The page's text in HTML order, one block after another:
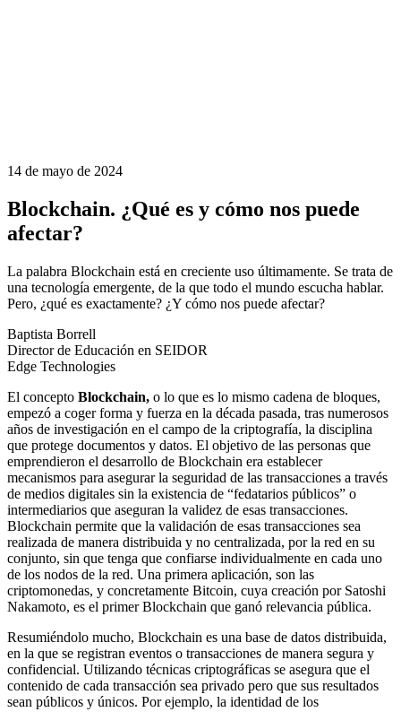
14 de mayo de 2024
Blockchain. ¿Qué es y cómo nos puede
afectar?
La palabra Blockchain está en creciente uso últimamente. Se trata de
una tecnología emergente, de la que todo el mundo escucha hablar.
Pero, ¿qué es exactamente? ¿Y cómo nos puede afectar?
Baptista Borrell
Director de Educación en SEIDOR
Edge Technologies
El concepto Blockchain, o lo que es lo mismo cadena de bloques,
empezó a coger forma y fuerza en la década pasada, tras numerosos
años de investigación en el campo de la criptografía, la disciplina
que protege documentos y datos. El objetivo de las personas que
emprendieron el desarrollo de Blockchain era establecer
mecanismos para asegurar la seguridad de las transacciones a través
de medios digitales sin la existencia de “fedatarios públicos” o
intermediarios que aseguran la validez de esas transacciones.
Blockchain permite que la validación de esas transacciones sea
realizada de manera distribuida y no centralizada, por la red en su
conjunto, sin que tenga que confiarse individualmente en cada uno
de los nodos de la red. Una primera aplicación, son las
criptomonedas, y concretamente Bitcoin, cuya creación por Satoshi
Nakamoto, es el primer Blockchain que ganó relevancia pública.
Resumiéndolo mucho, Blockchain es una base de datos distribuida,
en la que se registran eventos o transacciones de manera segura y
confidencial. Utilizando técnicas criptográficas se asegura que el
contenido de cada transacción sea privado pero que sus resultados
sean públicos y únicos. Por ejemplo, la identidad de los